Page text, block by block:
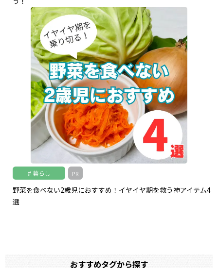
暮らし PR
野菜を食べない2歳児におすすめ！イヤイヤ期を救う神アイテム4
選
おすすめタグから探す